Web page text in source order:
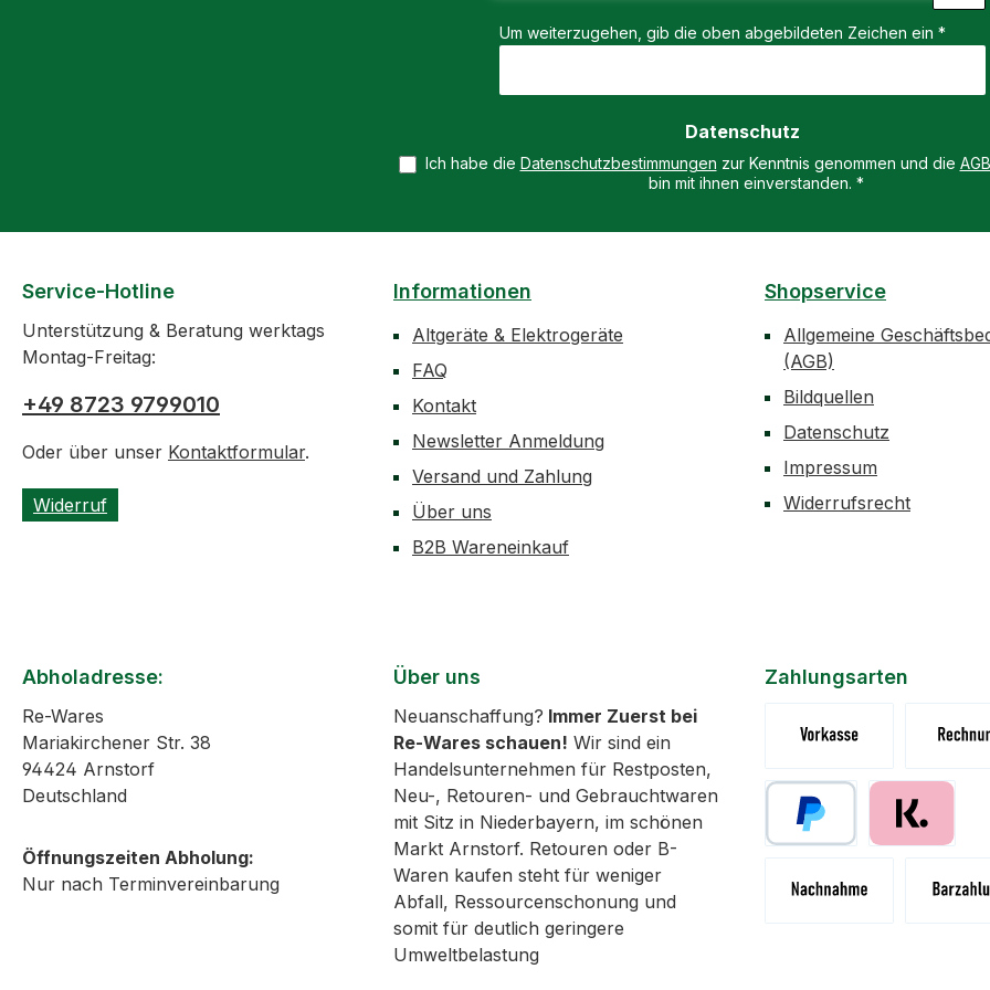
Um weiterzugehen, gib die oben abgebildeten Zeichen ein *
Datenschutz
Ich habe die Datenschutzbestimmungen zur Kenntnis genommen und die AGB
bin mit ihnen einverstanden. *
Service-Hotline
Unterstützung & Beratung werktags
Montag-Freitag:
+49 8723 9799010
Oder über unser Kontaktformular.
Widerruf
Informationen
Altgeräte & Elektrogeräte
FAQ
Kontakt
Newsletter Anmeldung
Versand und Zahlung
Über uns
B2B Wareneinkauf
Shopservice
Allgemeine
(AGB)
Bildquellen
Datenschutz
Impressum
Widerrufsrecht
Über uns
Neuanschaffung? Immer Zuerst bei
Re-Wares schauen! Wir sind ein
Handelsunternehmen für Restposten,
Neu-, Retouren- und Gebrauchtwaren
mit Sitz in Niederbayern, im schönen
Markt Arnstorf. Retouren oder B-
Waren kaufen steht für weniger
Abfall, Ressourcenschonung und
somit für deutlich geringere
Umweltbelastung
Zahlungsarten
Vorkasse (Überweisung)
Abholadresse:
Re-Wares
Mariakirchener Str. 38
94424 Arnstorf
Deutschland
Öffnungszeiten Abholung:
Nur nach Terminvereinbarung